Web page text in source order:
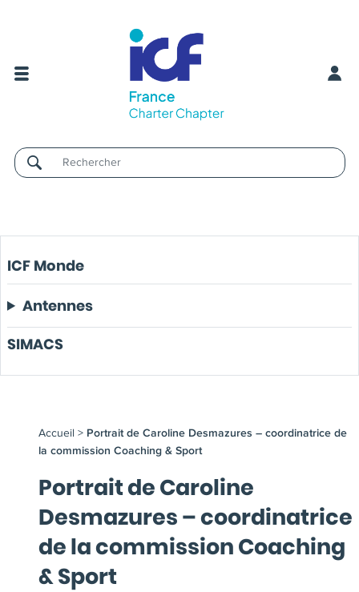
Username
ICF Monde
Antennes
SIMACS
Accueil > Portrait de Caroline Desmazures – coordinatrice de
la commission Coaching & Sport
Portrait de Caroline
Desmazures – coordinatrice
de la commission Coaching
& Sport